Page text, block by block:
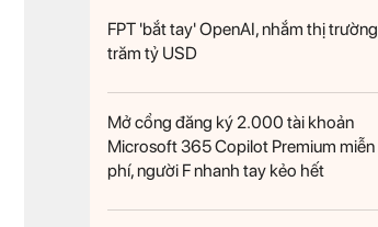
FPT 'bắt tay' OpenAI, nhắm thị trường
trăm tỷ USD
Mở cổng đăng ký 2.000 tài khoản
Microsoft 365 Copilot Premium miễn
phí, người F nhanh tay kẻo hết